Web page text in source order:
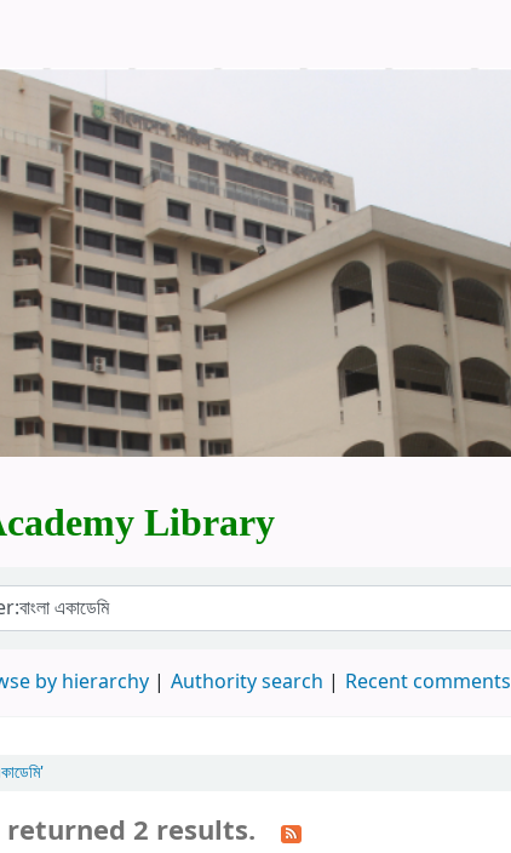
Library
by hierarchy Authority search Recent comments
returned 2 results.